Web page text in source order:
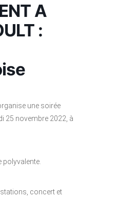
A
:
une soirée
25 novembre 2022, à
polyvalente.
concert et